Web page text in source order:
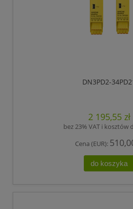
DN3PD2-
2 195,55 zł
bez 23% VAT i kosztów
Cena (EUR):
do koszyka